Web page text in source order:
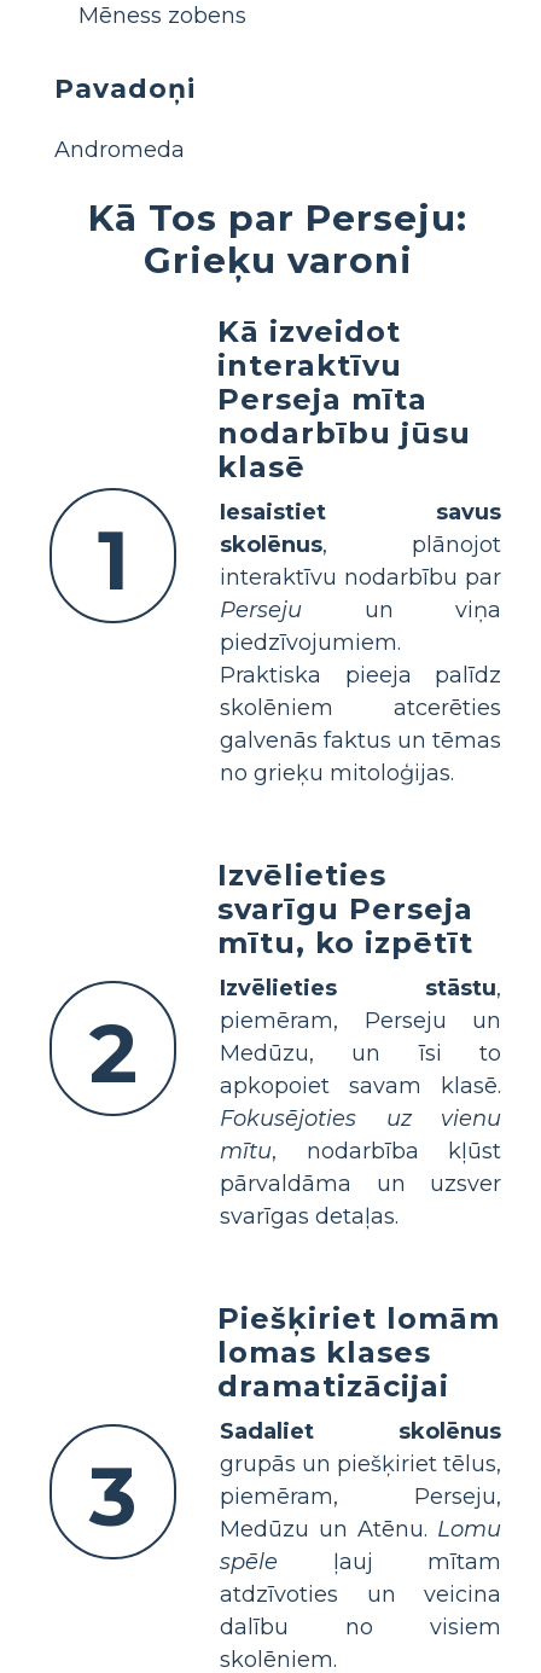
Mēness zobens
Pavadoņi
Andromeda
Kā Tos par Perseju:
Grieķu varoni
1
Kā izveidot
interaktīvu
Perseja mīta
nodarbību jūsu
klasē
Iesaistiet savus
skolēnus, plānojot
interaktīvu nodarbību par
Perseju un viņa
piedzīvojumiem.
Praktiska pieeja palīdz
skolēniem atcerēties
galvenās faktus un tēmas
no grieķu mitoloģijas.
2
Izvēlieties
svarīgu Perseja
mītu, ko izpētīt
Izvēlieties stāstu,
piemēram, Perseju un
Medūzu, un īsi to
apkopoiet savam klasē.
Fokusējoties uz vienu
mītu, nodarbība kļūst
pārvaldāma un uzsver
svarīgas detaļas.
3
Piešķiriet lomām
lomas klases
dramatizācijai
Sadaliet skolēnus
grupās un piešķiriet tēlus,
piemēram, Perseju,
Medūzu un Atēnu. Lomu
spēle ļauj mītam
atdzīvoties un veicina
dalību no visiem
skolēniem.